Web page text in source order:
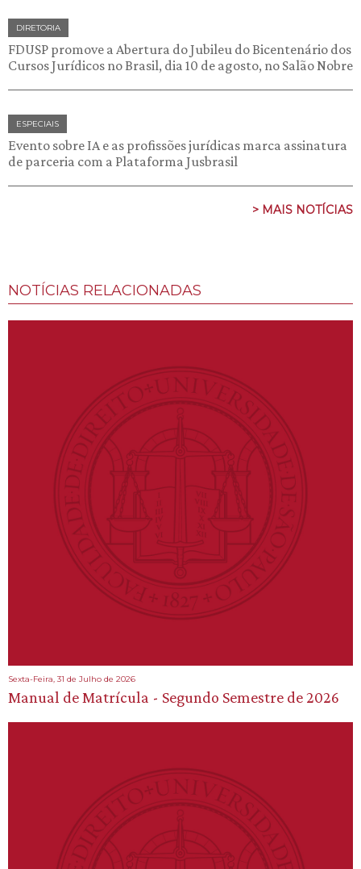
DIRETORIA
FDUSP promove a Abertura do Jubileu do Bicentenário dos
Cursos Jurídicos no Brasil, dia 10 de agosto, no Salão Nobre
ESPECIAIS
Evento sobre IA e as profissões jurídicas marca assinatura
de parceria com a Plataforma Jusbrasil
> MAIS NOTÍCIAS
NOTÍCIAS RELACIONADAS
Sexta-Feira, 31 de Julho de 2026
Manual de Matrícula - Segundo Semestre de 2026